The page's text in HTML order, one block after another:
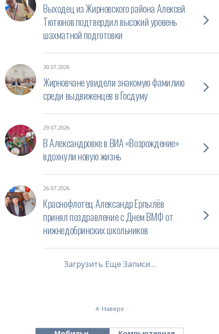
Выходец из Жирновского района Алексей
Тютюнов подтвердил высокий уровень
шахматной подготовки
30.07.2026
Жирновчане увидели знакомую фамилию
среди выдвиженцев в Госдуму
29.07.2026
В Александровке в ВИА «Возрождение»
вдохнули новую жизнь
26.07.2026
Краснофлотец Александр Ерпылёв
принял поздравление с Днем ВМФ от
нижнедобринских школьников
Загрузить Еще Записи…
Наверх